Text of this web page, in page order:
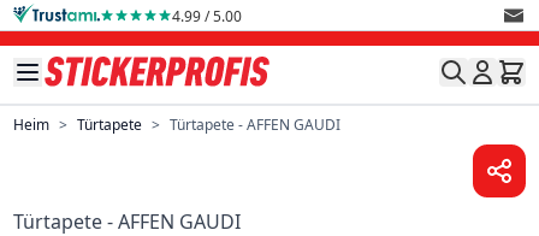
Direkt zum Inhalt 4.99 / 5.00
Heim > Türtapete > Türtapete - AFFEN GAUDI
Türtapete - AFFEN GAUDI